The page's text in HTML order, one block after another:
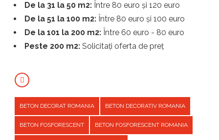
De la 31 la 50 m2: Între 80 euro și 120 euro
De la 51 la 100 m2: Între 80 euro și 100 euro
De la 101 la 200 m2: Între 60 euro - 80 euro
Peste 200 m2: Solicitați oferta de preț
BETON DECORAT ROMANIA BETON DECORATIV ROMANIA
BETON FOSFORESCENT BETON FOSFORESCENT ROMANIA